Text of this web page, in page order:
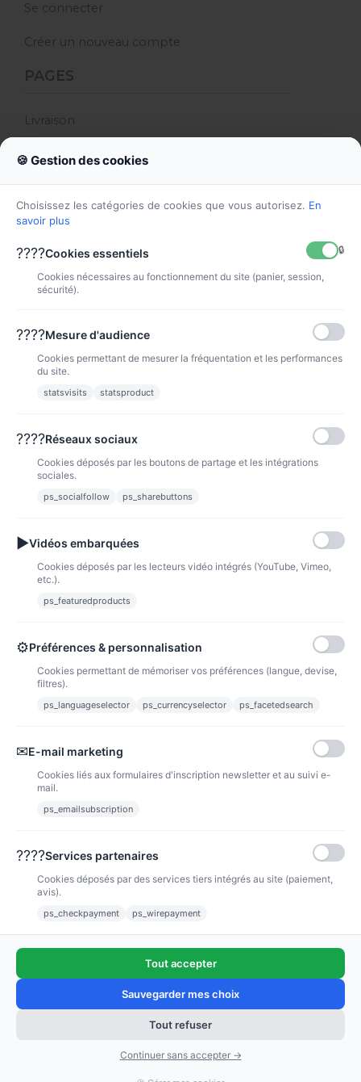
Se connecter
Créer un nouveau compte
PAGES
Livraison
Mentions légales
Conditions générales de vente
Eshop OCE, HP, Canon - Affaires Grand
Paiement sécurisé
Impression Grand Format au meilleur prix –
Papier pas cher
Recyclage des cartouches d’encres HP et
Nos magasins
NOTRE SOCIÉTÉ
🍪 Gestion des cookies
Choisissez les catégories de cookies que vous autorisez. En
savoir plus
????Cookies essentiels 🔒
Cookies nécessaires au fonctionnement du site (panier, session,
sécurité).
????Mesure d'audience
Cookies permettant de mesurer la fréquentation et les performances
du site.
statsvisits statsproduct
????Réseaux sociaux
Cookies déposés par les boutons de partage et les intégrations
sociales.
ps_socialfollow ps_sharebuttons
▶Vidéos embarquées
Cookies déposés par les lecteurs vidéo intégrés (YouTube, Vimeo,
etc.).
ps_featuredproducts
⚙Préférences & personnalisation
Cookies permettant de mémoriser vos préférences (langue, devise,
filtres).
ps_languageselector ps_currencyselector ps_facetedsearch
✉E-mail marketing
Cookies liés aux formulaires d'inscription newsletter et au suivi e-
mail.
ps_emailsubscription
????Services partenaires
Cookies déposés par des services tiers intégrés au site (paiement,
avis).
ps_checkpayment ps_wirepayment
Tout accepter
Sauvegarder mes choix
Tout refuser
Continuer sans accepter →